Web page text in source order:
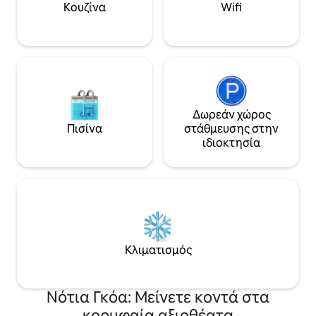
και τη νυχτερινή ζωή της Γκόα,
επισκέπτες που θέλουν μια ήσυχη
απολαμβάνετε τα
λικνίζονται.
Κουζίνα Wifi
Πισίνα
Δωρεάν χώρος
στάθμευσης στην
ιδιοκτησία
Κλιματισμός
Νότια Γκόα: Μείνετε κοντά στα